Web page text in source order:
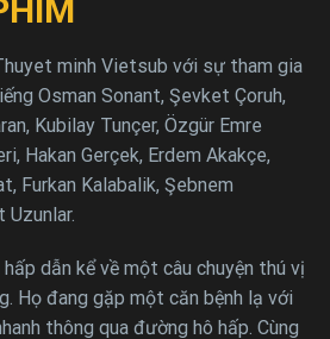
minh Vietsub với sự tham gia
Osman Sonant, Şevket Çoruh,
Kubilay Tunçer, Özgür Emre
Hakan Gerçek, Erdem Akakçe,
Furkan Kalabalik, Şebnem
Uzunlar.
dẫn kể về một câu chuyện thú vị
Họ đang gặp một căn bệnh lạ với
thông qua đường hô hấp. Cùng